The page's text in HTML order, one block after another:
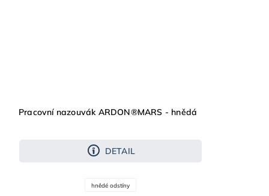
Pracovní nazouvák ARDON®MARS - hnědá
DETAIL
hnědé odstíny